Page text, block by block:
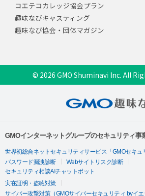
コエテコカレッジ協会プラン
趣味なびキャスティング
趣味なび協会・団体マガジン
© 2026 GMO Shuminavi Inc. All